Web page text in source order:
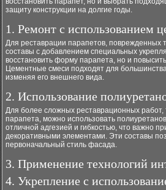
защиту конструкции на долгие годы.
1. Ремонт с использованием
Для реставрации парапетов, поврежденных
составы с добавлением специальных
восстановить форму парапета, но и
Цементные смеси подходят для
изменяя его внешнего вида.
2. Использование
Для более сложных реставрационных работ,
парапета, можно использовать
отличной адгезией и гибкостью, что важно
декоративными элементами. Эти составы
первоначальный стиль фасада.
3. Применение технологий
4. Укрепление с